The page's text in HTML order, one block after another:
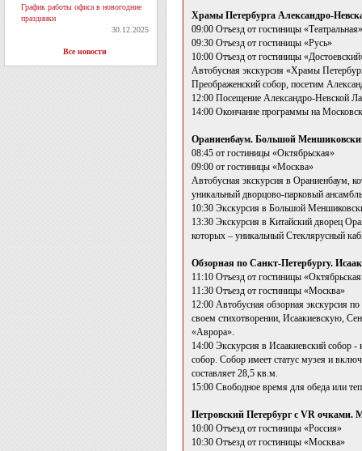
График работы офиса в новогодние
праздники
30.12.2025
Все новости
Храмы Петербурга Александро-
09:00 Отъезд от гостиницы
09:30 Отъезд от гостиницы «Русь»
10:00 Отъезд от гостиницы
Автобусная экскурсия «Храмы
Преображенский собор, посетим
12:00 Посещение Александро-Невской
14:00 Окончание программы на
Ораниенбаум. Большой
08:45 от гостиницы «Октябрьская»
09:00 от гостиницы «Москва»
Автобусная экскурсия в Ораниенбаум,
уникальный дворцово-парковый
10:30 Экскурсия в Большой
13:30 Экскурсия в Китайский дворец
которых – уникальный Стеклярусный
Обзорная по Санкт-Петербургу.
11:10 Отъезд от гостиницы
11:30 Отъезд от гостиницы «Москва»
12:00 Автобусная обзорная экскурсия
своем стихотворении, Исаакиевскую,
«Аврора».
14:00 Экскурсия в Исаакиевский собор -
собор. Собор имеет статус музея и
составляет 28,5 кв.м.
15:00 Свободное время для обеда или
Петровский Петербург с VR очками.
10:00 Отъезд от гостиницы «Россия»
10:30 Отъезд от гостиницы «Москва»